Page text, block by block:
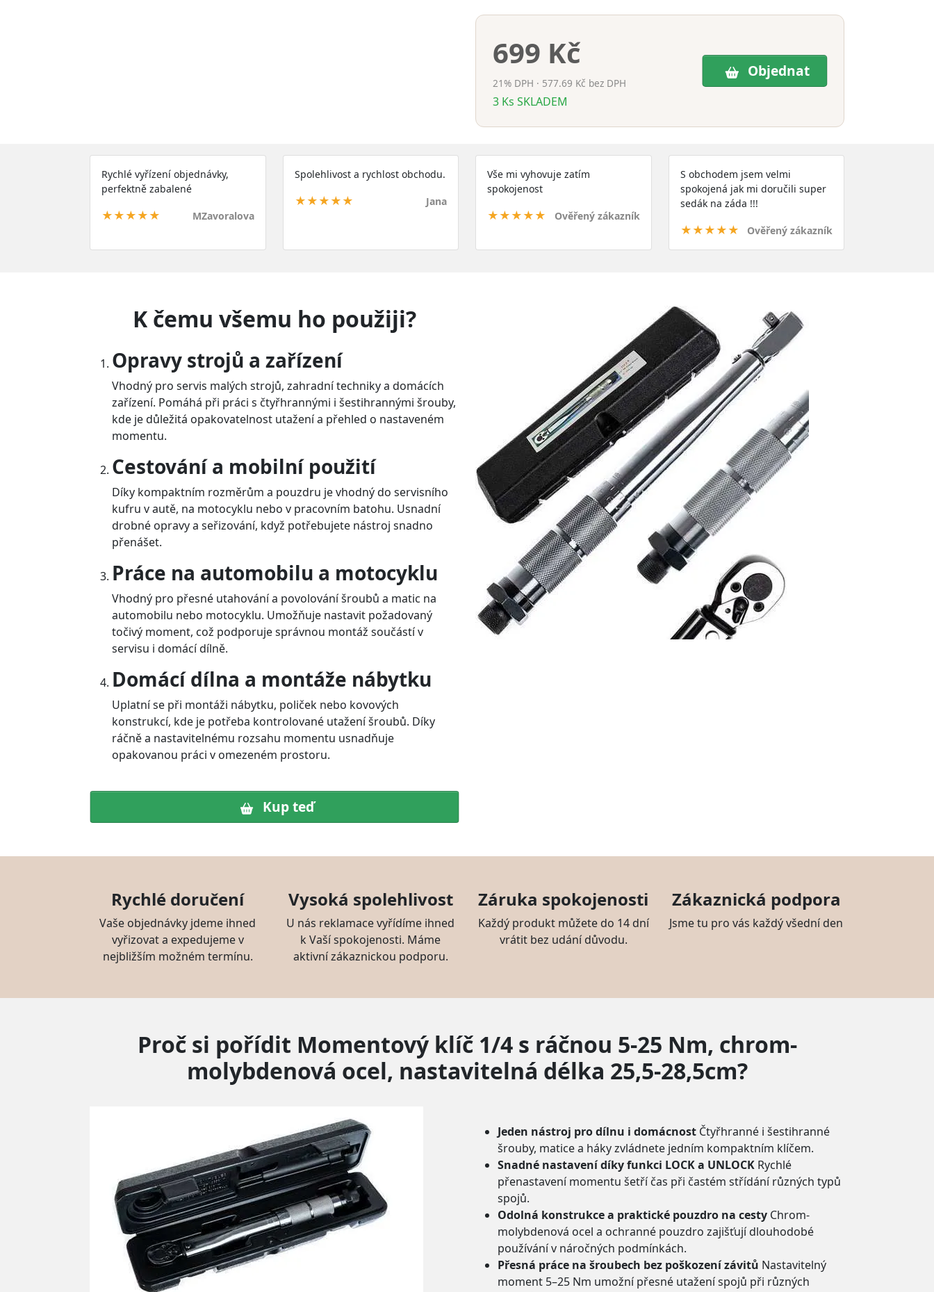
699 Kč
21% DPH · 577.69 Kč bez DPH
3 Ks SKLADEM
Objednat
Rychlé vyřízení objednávky,
perfektně zabalené
★★★★★ MZavoralova
Spolehlivost a rychlost obchodu.
★★★★★ Jana
Vše mi vyhovuje zatím
spokojenost
★★★★★ Ověřený zákazník
S obchodem jsem velmi
spokojená jak mi doručili super
sedák na záda !!!
★★★★★ Ověřený zákazník
K čemu všemu ho použiji?
Opravy strojů a zařízení
Vhodný pro servis malých strojů, zahradní techniky a domácích
zařízení. Pomáhá při práci s čtyřhrannými i šestihrannými šrouby,
kde je důležitá opakovatelnost utažení a přehled o nastaveném
momentu.
Cestování a mobilní použití
Díky kompaktním rozměrům a pouzdru je vhodný do servisního
kufru v autě, na motocyklu nebo v pracovním batohu. Usnadní
drobné opravy a seřizování, když potřebujete nástroj snadno
přenášet.
Práce na automobilu a motocyklu
Vhodný pro přesné utahování a povolování šroubů a matic na
automobilu nebo motocyklu. Umožňuje nastavit požadovaný
točivý moment, což podporuje správnou montáž součástí v
servisu i domácí dílně.
Domácí dílna a montáže nábytku
Uplatní se při montáži nábytku, poliček nebo kovových
konstrukcí, kde je potřeba kontrolované utažení šroubů. Díky
ráčně a nastavitelnému rozsahu momentu usnadňuje
opakovanou práci v omezeném prostoru.
Kup teď
Rychlé doručení
Vaše objednávky jdeme ihned
vyřizovat a expedujeme v
nejbližším možném termínu.
Vysoká spolehlivost
U nás reklamace vyřídíme ihned
k Vaší spokojenosti. Máme
aktivní zákaznickou podporu.
Záruka spokojenosti
Každý produkt můžete do 14 dní
vrátit bez udání důvodu.
Zákaznická podpora
Jsme tu pro vás každý všední den
Proč si pořídit Momentový klíč 1/4 s ráčnou 5-25 Nm, chrom-
molybdenová ocel, nastavitelná délka 25,5-28,5cm?
Jeden nástroj pro dílnu i domácnost Čtyřhranné i šestihranné
šrouby, matice a háky zvládnete jedním kompaktním klíčem.
Snadné nastavení díky funkci LOCK a UNLOCK Rychlé
přenastavení momentu šetří čas při častém střídání různých typů
spojů.
Odolná konstrukce a praktické pouzdro na cesty Chrom-
molybdenová ocel a ochranné pouzdro zajišťují dlouhodobé
používání v náročných podmínkách.
Přesná práce na šroubech bez poškození závitů Nastavitelný
moment 5–25 Nm umožní přesné utažení spojů při různých